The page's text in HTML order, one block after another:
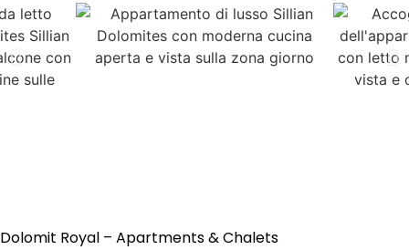
Dolomit Royal – Apartments & Chalets